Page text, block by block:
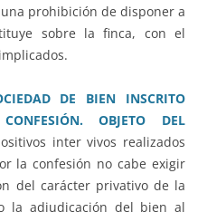
prohibición de disponer a
sobre la finca, con el
DE BIEN INSCRITO
OBJETO DEL
inter vivos realizados
la confesión no cabe exigir
del carácter privativo de la
la adjudicación del bien al